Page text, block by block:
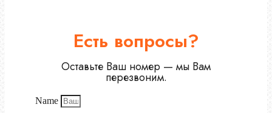
Есть вопросы?
Оставьте Ваш номер — мы Вам
перезвоним.
Name